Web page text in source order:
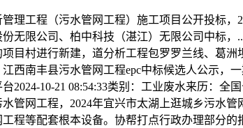
工程（污水管网工程）施工项目公开投标，
无限公司、柏中科技（湛江）无限公司中标
目村进行新建，道分析工程包罗罗兰线、葛
西南丰县污水管网工程epc中标候选人公示
2024-10-21 08:54:33类别：工业废水来历：全
管网工程，2024年宜兴市太湖上逛城乡污水
程等配套根本设备。协帮打点行政办理部分